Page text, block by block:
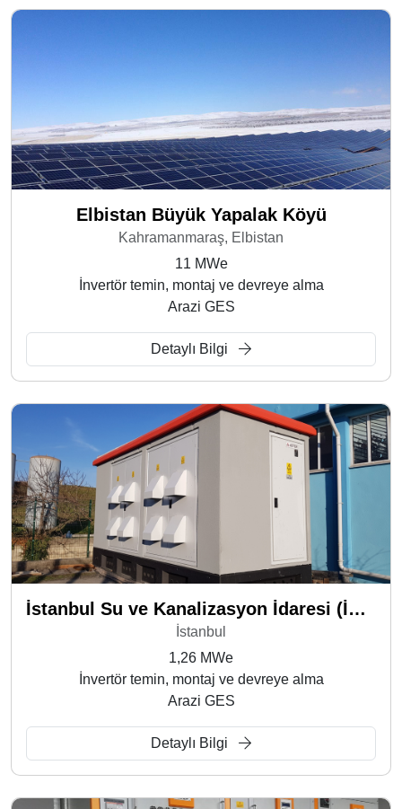
Elbistan Büyük Yapalak Köyü
Kahramanmaraş, Elbistan
11 MWe
İnvertör temin, montaj ve devreye alma
Arazi GES
Detaylı Bilgi
İstanbul Su ve Kanalizasyon İdaresi (İSKİ) - İkitelli
İstanbul
1,26 MWe
İnvertör temin, montaj ve devreye alma
Arazi GES
Detaylı Bilgi